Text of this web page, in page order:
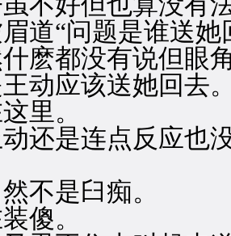
“问题是谁送她
都没有说但眼
应该送她回去。
里。
是连点反应也没
是臼痴。
傻。